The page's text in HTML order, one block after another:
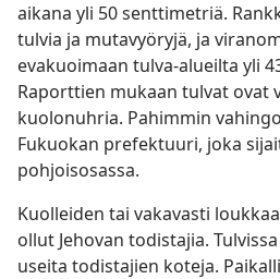
aikana yli 50 senttimetriä.
tulvia ja mutavyöryjä, ja
evakuoimaan tulva-alueilta yli
Raporttien mukaan tulvat ovat
kuolonuhria. Pahimmin
Fukuokan prefektuuri, joka
pohjoisosassa.
Kuolleiden tai vakavasti
ollut Jehovan todistajia.
useita todistajien koteja.